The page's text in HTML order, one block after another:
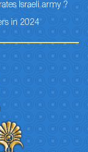
Israeli army ?
in 2024